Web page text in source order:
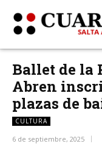
Ballet de la
Abren
plazas de
CULTURA
6 de septiembre, 2025